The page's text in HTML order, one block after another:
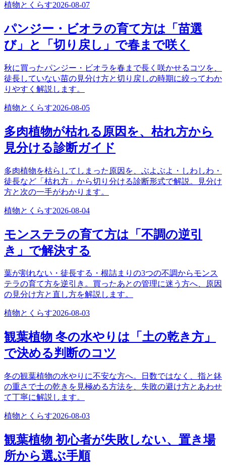
植物とくらす2026-08-07
パンジー・ビオラの育て方は「苗選
び」と「切り戻し」で春まで咲く
秋に買ったパンジー・ビオラを春まで長く咲かせるコツを、
徒長していない苗の見分け方と切り戻しの時期に絞ってわか
りやすく解説します。
植物とくらす2026-08-05
多肉植物が枯れる原因を、枯れ方から
見分ける診断ガイド
多肉植物を枯らしてしまった原因を、ぶよぶよ・しわしわ・
徒長など「枯れ方」から切り分ける診断形式で解説。見分け
方と次の一手がわかります。
植物とくらす2026-08-04
モンステラの育て方は「不調の逆引
き」で解決する
葉が割れない・徒長する・根詰まりの3つの不調からモンス
テラの育て方を逆引き。買ったあとの管理に迷う方へ、原因
の見分け方と直し方を解説します。
植物とくらす2026-08-03
観葉植物 冬の水やりは「土の乾き方」
で決める判断のコツ
冬の観葉植物の水やりに不安な方へ。日数ではなく、指と鉢
の重さで土の乾きを見極める方法を、失敗の避け方とあわせ
て丁寧に解説します。
植物とくらす2026-08-03
観葉植物 初心者が失敗しない、置き場
所から選ぶ手順